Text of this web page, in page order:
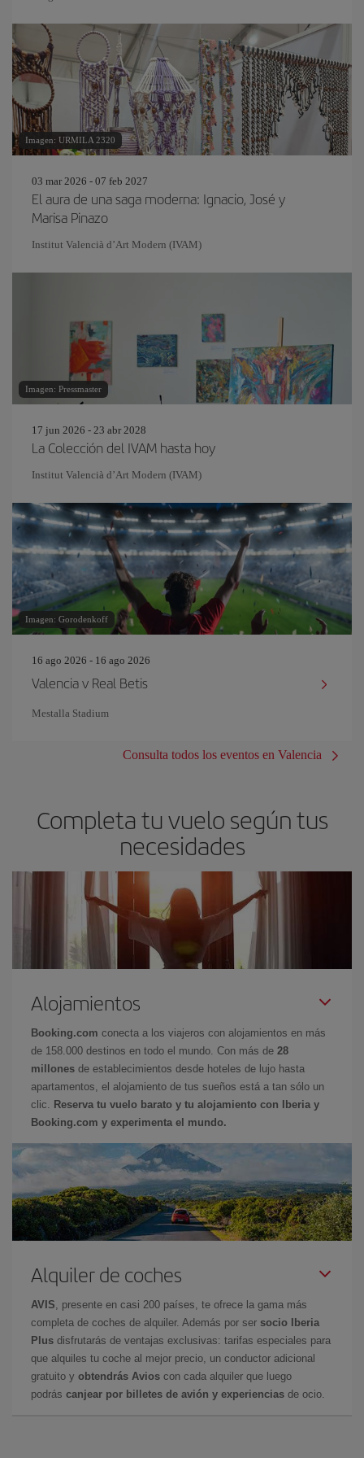
Imagen: URMILA 2320
03 mar 2026 - 07 feb 2027
El aura de una saga moderna: Ignacio, José y
Marisa Pinazo
Institut Valencià d’Art Modern (IVAM)
Imagen: Pressmaster
17 jun 2026 - 23 abr 2028
La Colección del IVAM hasta hoy
Institut Valencià d’Art Modern (IVAM)
Imagen: Gorodenkoff
16 ago 2026 - 16 ago 2026
Valencia v Real Betis
Mestalla Stadium
Consulta todos los eventos en Valencia
Completa tu vuelo según tus
necesidades
Alojamientos
Booking.com conecta a los viajeros con alojamientos en más
de 158.000 destinos en todo el mundo. Con más de 28
millones de establecimientos desde hoteles de lujo hasta
apartamentos, el alojamiento de tus sueños está a tan sólo un
clic. Reserva tu vuelo barato y tu alojamiento con Iberia y
Booking.com y experimenta el mundo.
Alquiler de coches
AVIS, presente en casi 200 países, te ofrece la gama más
completa de coches de alquiler. Además por ser socio Iberia
Plus disfrutarás de ventajas exclusivas: tarifas especiales para
que alquiles tu coche al mejor precio, un conductor adicional
gratuito y obtendrás Avios con cada alquiler que luego
podrás canjear por billetes de avión y experiencias de ocio.